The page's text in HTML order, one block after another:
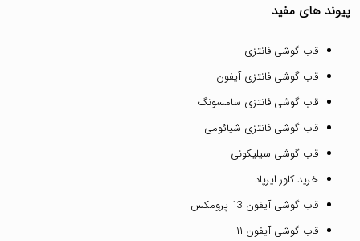
پیوند های مفید
قاب گوشی فانتزی
قاب گوشی فانتزی آیفون
قاب گوشی فانتزی سامسونگ
قاب گوشی فانتزی شیائومی
قاب گوشی سیلیکونی
خرید کاور ایرپاد
قاب گوشی آیفون 13 پرومکس
قاب گوشی آیفون ۱۱